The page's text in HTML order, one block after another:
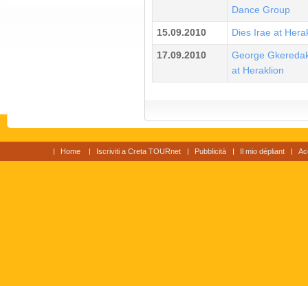
Dance Group
15.09.2010 Dies Irae at
17.09.2010
George
at Heraklion
Home Iscriviti a Creta TOURnet Pubblicità Il mio dépliant